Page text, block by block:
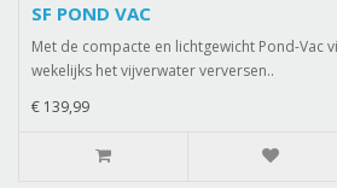
SF POND VAC
Met de compacte en lichtgewicht Pond-Vac
wekelijks het vijverwater verversen..
€ 139,99